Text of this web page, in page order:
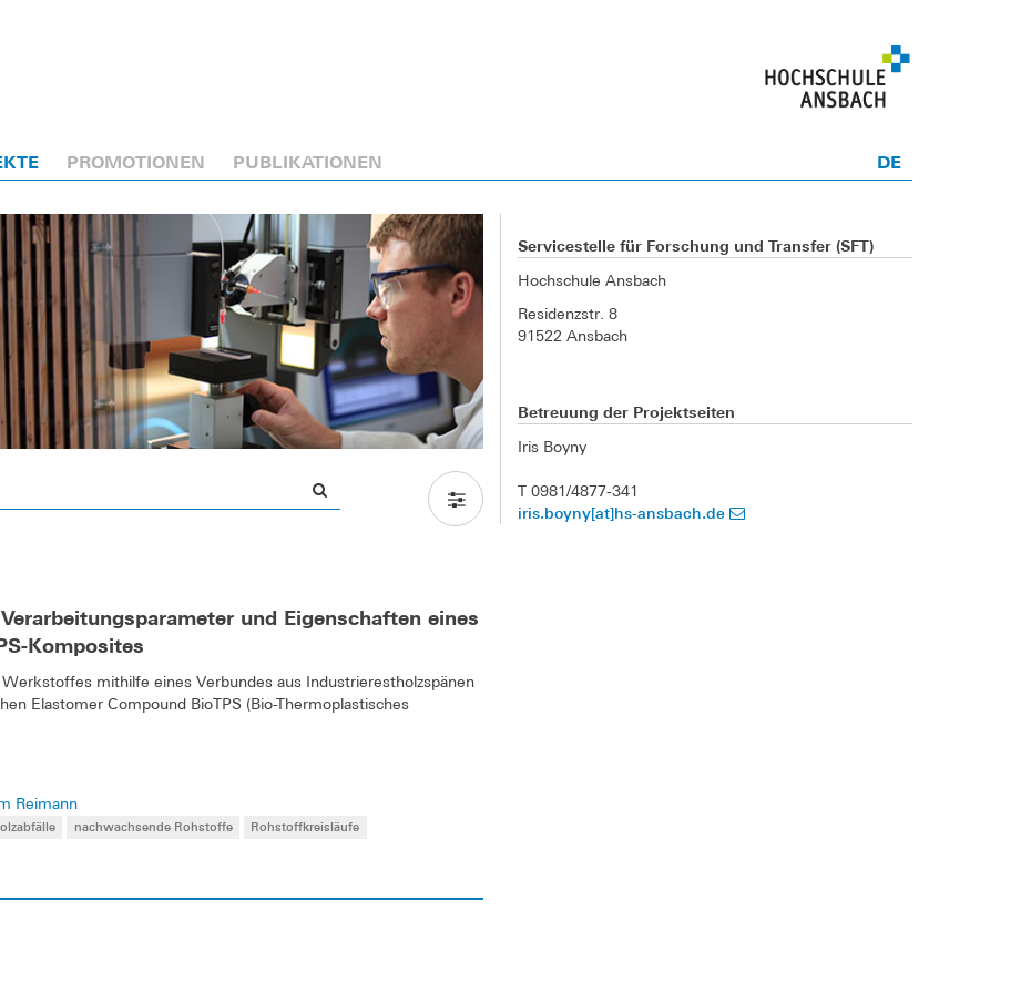
PROMOTIONEN PUBLIKATIONEN DE
und Eigenschaften eines
Komposites
mithilfe eines Verbundes aus Industrierestholzspänen
Elastomer Compound BioTPS (Bio-Thermoplastisches
Reimann
nachwachsende Rohstoffe
Rohstoffkreisläufe
Servicestelle für Forschung und Transfer (SFT)
Hochschule Ansbach
Residenzstr. 8
91522 Ansbach
Betreuung der Projektseiten
Iris Boyny
T 0981/4877-341
iris.boyny[at]hs-ansbach.de